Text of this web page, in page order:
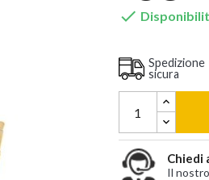

Spedizione
sicura
Chiedi
Il